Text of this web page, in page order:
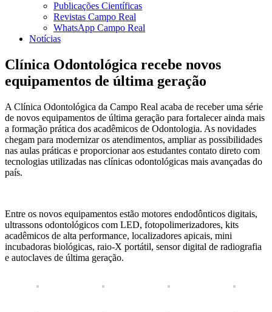
Publicações Científicas
Revistas Campo Real
WhatsApp Campo Real
Notícias
Clínica Odontológica recebe novos
equipamentos de última geração
A Clínica Odontológica da Campo Real acaba de receber uma série
de novos equipamentos de última geração para fortalecer ainda mais
a formação prática dos acadêmicos de Odontologia. As novidades
chegam para modernizar os atendimentos, ampliar as possibilidades
nas aulas práticas e proporcionar aos estudantes contato direto com
tecnologias utilizadas nas clínicas odontológicas mais avançadas do
país.
Entre os novos equipamentos estão motores endodônticos digitais,
ultrassons odontológicos com LED, fotopolimerizadores, kits
acadêmicos de alta performance, localizadores apicais, mini
incubadoras biológicas, raio-X portátil, sensor digital de radiografia
e autoclaves de última geração.